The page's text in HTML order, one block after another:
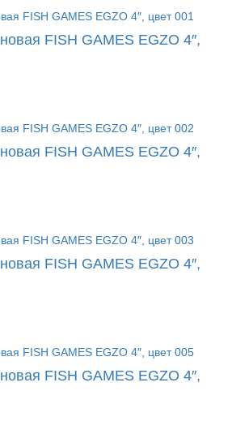
FISH GAMES EGZO 4″,
FISH GAMES EGZO 4″,
FISH GAMES EGZO 4″,
FISH GAMES EGZO 4″,